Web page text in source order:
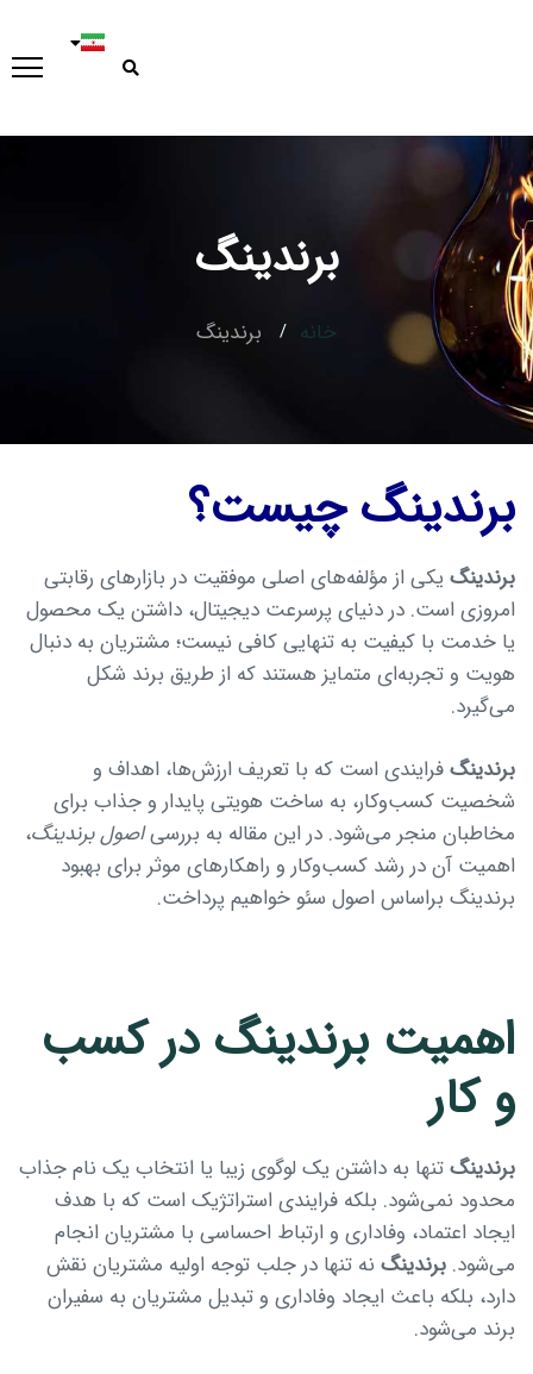
Type and hit enter
برندینگ
خانه برندینگ
برندینگ چیست؟
برندینگ یکی از مؤلفه‌های اصلی موفقیت در بازارهای رقابتی
امروزی است. در دنیای پرسرعت دیجیتال، داشتن یک محصول
یا خدمت با کیفیت به تنهایی کافی نیست؛ مشتریان به دنبال
هویت و تجربه‌ای متمایز هستند که از طریق برند شکل
می‌گیرد.
برندینگفرایندی است که با تعریف ارزش‌ها، اهداف و
شخصیت کسب‌وکار، به ساخت هویتی پایدار و جذاب برای
مخاطبان منجر می‌شود. در این مقاله به بررسیاصول برندینگ،
اهمیت آن در رشد کسب‌وکار و راهکارهای موثر برای بهبود
برندینگ براساس اصول سئو خواهیم پرداخت.
اهمیت برندینگ در کسب
و کار
برندینگتنها به داشتن یک لوگوی زیبا یا انتخاب یک نام جذاب
محدود نمی‌شود. بلکه فرایندی استراتژیک است که با هدف
ایجاد اعتماد، وفاداری و ارتباط احساسی با مشتریان انجام
می‌شود. برندینگ نه تنها در جلب توجه اولیه مشتریان نقش
دارد، بلکه باعث ایجاد وفاداری و تبدیل مشتریان به سفیران
برند می‌شود.